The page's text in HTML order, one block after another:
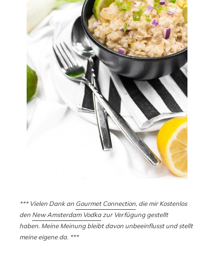
*** Vielen Dank an Gourmet Connection, die mir Kostenlos
den New Amsterdam Vodkazur Verfügung gestellt
haben. Meine Meinung bleibt davon unbeeinflusst und stellt
meine eigene da. ***